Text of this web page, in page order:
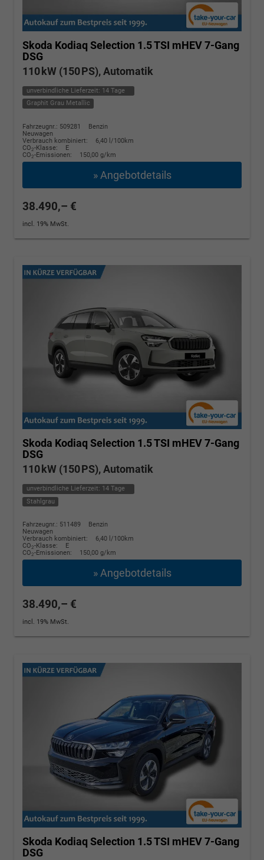
Skoda Kodiaq Selection 1.5 TSI mHEV 7-Gang
DSG
110 kW (150 PS), Automatik
unverbindliche Lieferzeit: 14 Tage
Graphit Grau Metallic
Fahrzeugnr.: 509281
Benzin
Neuwagen
Verbrauch kombiniert:
6,40 l/100km
CO2-Klasse:
E
CO2-Emissionen: 150,00 g/km
» Angebotdetails
38.490,– €
incl. 19% MwSt.
Skoda Kodiaq Selection 1.5 TSI mHEV 7-Gang
DSG
110 kW (150 PS), Automatik
unverbindliche Lieferzeit: 14 Tage
Stahlgrau
Fahrzeugnr.: 511489
Benzin
Neuwagen
Verbrauch kombiniert:
6,40 l/100km
CO2-Klasse:
E
CO2-Emissionen: 150,00 g/km
» Angebotdetails
38.490,– €
incl. 19% MwSt.
Skoda Kodiaq Selection 1.5 TSI mHEV 7-Gang
DSG